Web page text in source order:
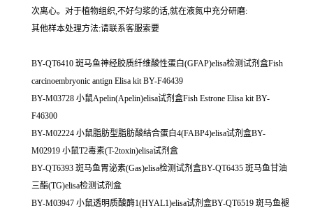
次离心。对于植物组织,不好匀浆的话,就在液氮中充分研磨:
其他样本处理方法:请联系客服索要
BY-QT6410 斑马鱼神经胶质纤维酸性蛋白(GFAP)elisa检测试剂盒Fish
carcinoembryonic antign Elisa kit BY-F46439
BY-M03728 小鼠Apelin(Apelin)elisa试剂盒Fish Estrone Elisa kit BY-
F46300
BY-M02224 小鼠脂肪型脂肪酸结合蛋白4(FABP4)elisa试剂盒BY-
M02919 小鼠T2毒素(T-2toxin)elisa试剂盒
BY-QT6393 斑马鱼胃泌素(Gas)elisa检测试剂盒BY-QT6435 斑马鱼甘油
三酯(TG)elisa检测试剂盒
BY-M03947 小鼠透明质酸酶1(HYAL1)elisa试剂盒BY-QT6519 斑马鱼褪